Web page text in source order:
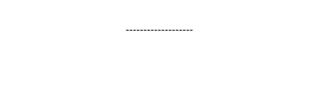
-------------------